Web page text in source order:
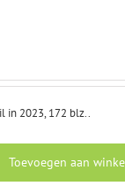
in 2023, 172 blz..
Toevoegen aan